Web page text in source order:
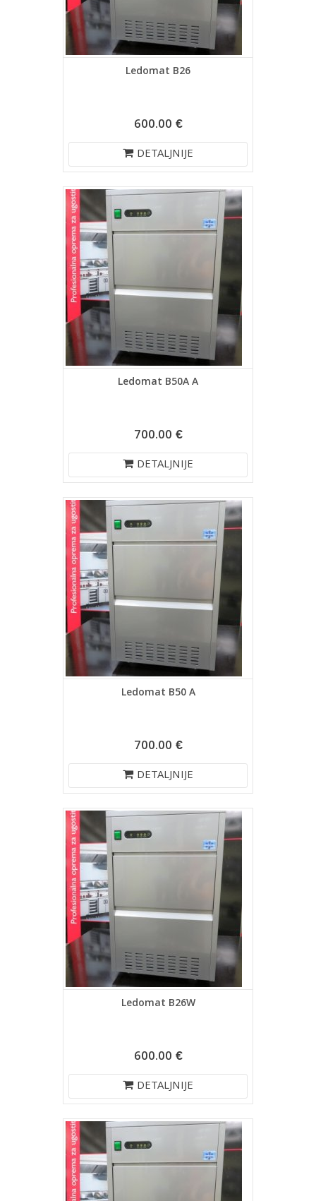
Ledomat B26
600.00 €
DETALJNIJE
Ledomat B50A A
700.00 €
DETALJNIJE
Ledomat B50 A
700.00 €
DETALJNIJE
Ledomat B26W
600.00 €
DETALJNIJE